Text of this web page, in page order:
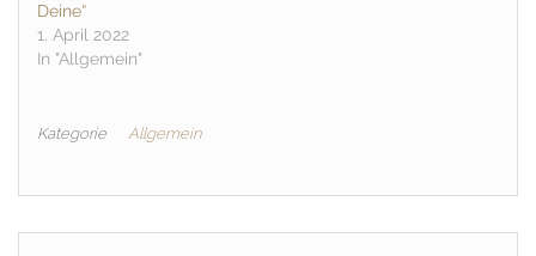
Deine“
1. April 2022
In "Allgemein"
Kategorie Allgemein